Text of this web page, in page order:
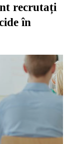
recrutați
în